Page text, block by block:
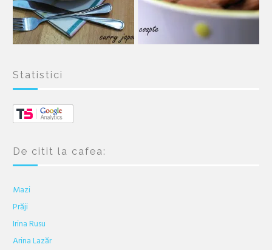
Statistici
De citit la cafea:
Mazi
Prăji
Irina Rusu
Arina Lazăr